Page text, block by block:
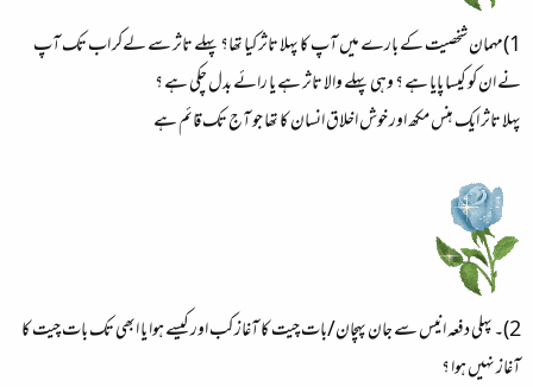
1)مہمان شخصیت کے بارے میں آپ کا پہلا تاثر کیا تھا؟ پہلے تاثر سے لےکر اب تک آپ
نے ان کو کیسا پایا ہے ؟ وہی پہلے والا تاثر ہے یا رائے بدل چکی ہے ؟
پہلا تاثر ایک ہنس مکھ اور خوش اخلاق انسان کا تھا جو آج تک قائم ہے
2)۔ پہلی دفعہ انیس سے جان پہچان/بات چیت کا آغاز کب اور کیسے ہوا یا ابھی تک بات چیت کا
آغاز نہیں ہوا ؟